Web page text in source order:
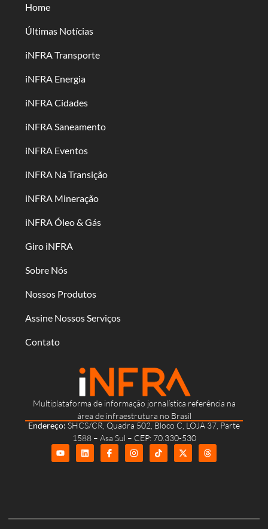
Multiplataforma de informação jornalística referência na
área de infraestrutura no Brasil
Endereço: SHCS/CR, Quadra 502, Bloco C, LOJA 37, Parte
1588 – Asa Sul – CEP: 70.330-530
Home
Últimas Notícias
iNFRA Transporte
iNFRA Energia
iNFRA Cidades
iNFRA Saneamento
iNFRA Eventos
iNFRA Na Transição
iNFRA Mineração
iNFRA Óleo & Gás
Giro iNFRA
Sobre Nós
Nossos Produtos
Assine Nossos Serviços
Contato